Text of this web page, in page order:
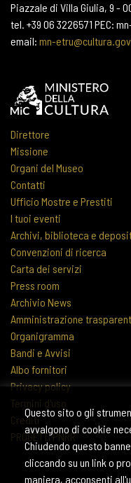
Questo sito o gli
avvalgono di cookie
Chiudendo questo
cliccando su un link o
maniera, acconsenti
Piazzale di Villa Giulia, 9 -
tel. +39 06 3226571 PEC:
email: mn-
Direttore
Missione
Organi del Museo
Contatti
Ufficio Mostre e Prestiti
I tuoi eventi
Archivi, biblioteca e
Convenzioni di ricerca
Carta dei servizi
Press room
Archivio News
Amministrazione
Organigramma
Bandi e Avvisi
Albo fornitori
Privacy policy
Termini d'uso
Crediti
PROGETTI PNRR